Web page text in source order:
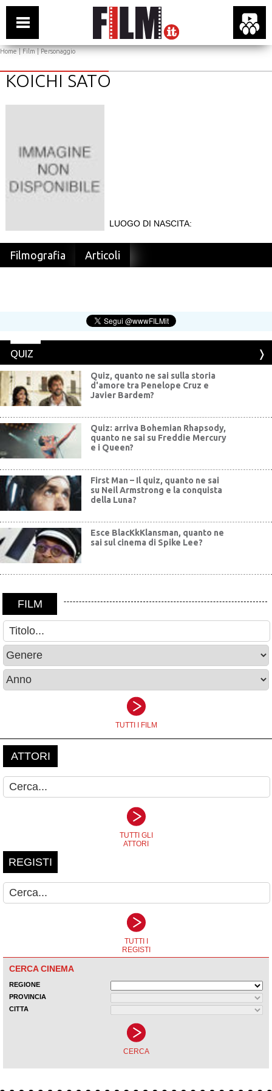
Home|Film| Personaggio
KOICHI SATO
LUOGO DI NASCITA:
Filmografia Articoli
QUIZ
Quiz, quanto ne sai sulla storia
d'amore tra Penelope Cruz e
Javier Bardem?
Quiz: arriva Bohemian Rhapsody,
quanto ne sai su Freddie Mercury
e i Queen?
First Man – Il quiz, quanto ne sai
su Neil Armstrong e la conquista
della Luna?
Esce BlacKkKlansman, quanto ne
sai sul cinema di Spike Lee?